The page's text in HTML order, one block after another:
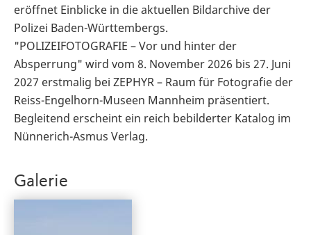
eröffnet Einblicke in die aktuellen Bildarchive der
Polizei Baden-Württembergs.
"POLIZEIFOTOGRAFIE – Vor und hinter der
Absperrung" wird vom 8. November 2026 bis 27. Juni
2027 erstmalig bei ZEPHYR – Raum für Fotografie der
Reiss-Engelhorn-Museen Mannheim präsentiert.
Begleitend erscheint ein reich bebilderter Katalog im
Nünnerich-Asmus Verlag.
Galerie